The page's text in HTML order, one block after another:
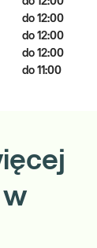
do 12:00
do 12:00
do 12:00
do 11:00